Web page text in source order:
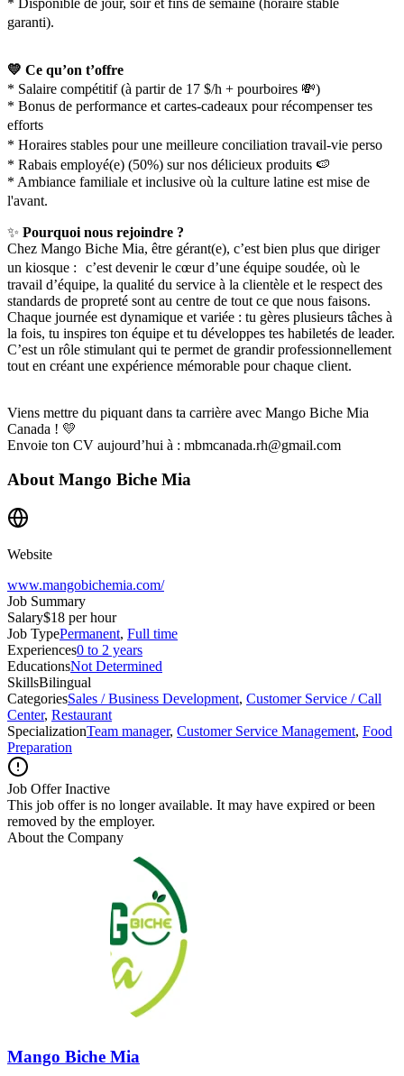
garanti).
💛 Ce qu’on t’offre
* Salaire compétitif (à partir de 17 $/h + pourboires 💸)
* Bonus de performance et cartes-cadeaux pour récompenser tes
efforts
* Horaires stables pour une meilleure conciliation travail-vie perso
* Rabais employé(e) (50%) sur nos délicieux produits 🍉
* Ambiance familiale et inclusive où la culture latine est mise de
l'avant.
✨ Pourquoi nous rejoindre ?
Chez Mango Biche Mia, être gérant(e), c’est bien plus que diriger
un kiosque : c’est devenir le cœur d’une équipe soudée, où le
travail d’équipe, la qualité du service à la clientèle et le respect des
standards de propreté sont au centre de tout ce que nous faisons.
Chaque journée est dynamique et variée : tu gères plusieurs tâches à
la fois, tu inspires ton équipe et tu développes tes habiletés de leader.
C’est un rôle stimulant qui te permet de grandir professionnellement
tout en créant une expérience mémorable pour chaque client.
Viens mettre du piquant dans ta carrière avec Mango Biche Mia
Canada ! 💛
Envoie ton CV aujourd’hui à : mbmcanada.rh@gmail.com
About Mango Biche Mia
Website
www.mangobichemia.com/
Job Summary
Salary$18 per hour
Job TypePermanent, Full time
Experiences0 to 2 years
EducationsNot Determined
SkillsBilingual
CategoriesSales / Business Development, Customer Service / Call
Center, Restaurant
SpecializationTeam manager, Customer Service Management, Food
Preparation
Job Offer Inactive
This job offer is no longer available. It may have expired or been
removed by the employer.
About the Company
Mango Biche Mia